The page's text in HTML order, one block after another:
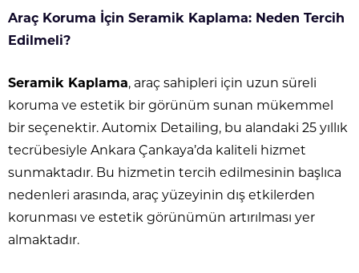
Araç Koruma İçin Seramik Kaplama: Neden Tercih
Edilmeli?
Seramik Kaplama, araç sahipleri için uzun süreli
koruma ve estetik bir görünüm sunan mükemmel
bir seçenektir. Automix Detailing, bu alandaki 25 yıllık
tecrübesiyle Ankara Çankaya’da kaliteli hizmet
sunmaktadır. Bu hizmetin tercih edilmesinin başlıca
nedenleri arasında, araç yüzeyinin dış etkilerden
korunması ve estetik görünümün artırılması yer
almaktadır.